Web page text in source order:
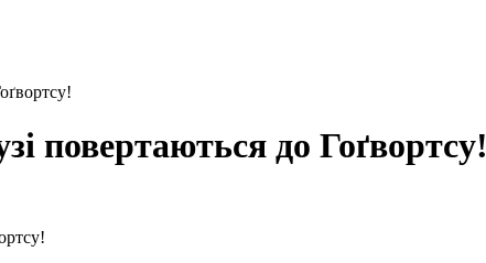
повертаються до Гоґвортсу!